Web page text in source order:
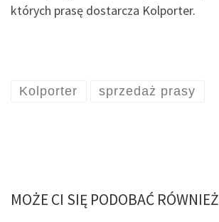
których prasę dostarcza Kolporter.
Kolporter sprzedaż prasy
MOŻE CI SIĘ PODOBAĆ RÓWNIEŻ